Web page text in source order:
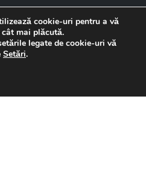
cookie-uri pentru a vă
mai plăcută.
legate de cookie-uri vă
Setări.